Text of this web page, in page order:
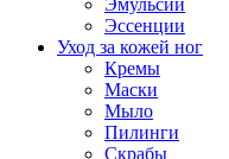
Эмульсии
Эссенции
Уход за кожей ног
Кремы
Маски
Мыло
Пилинги
Скрабы